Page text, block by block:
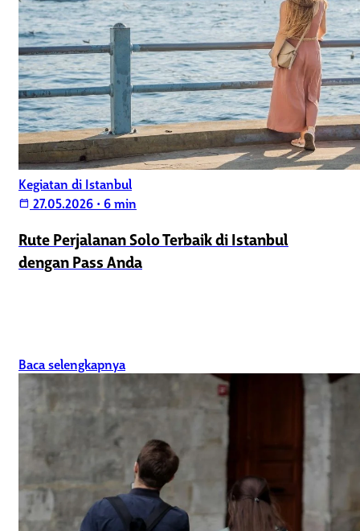
Kegiatan di Istanbul
calendar_today 27.05.2026 • 6 min
Rute Perjalanan Solo Terbaik di Istanbul
dengan Pass Anda
Baca selengkapnya